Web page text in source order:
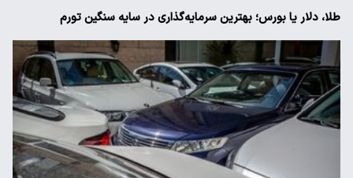
طلا، دلار یا بورس؛ بهترین سرمایه‌گذاری در سایه سنگین تورم